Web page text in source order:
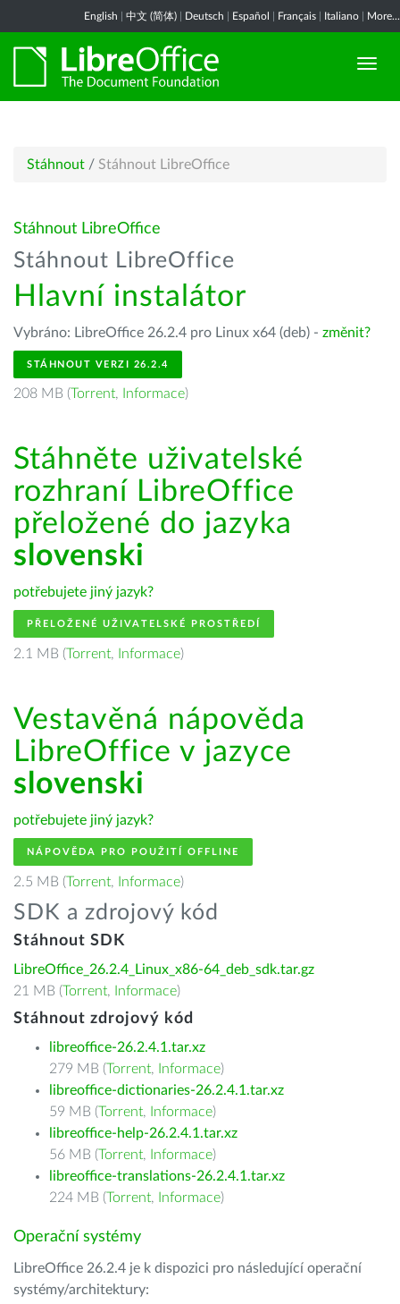
English 中文 (简体) Deutsch Español Français Italiano More...
Stáhnout / Stáhnout LibreOffice
Stáhnout LibreOffice
Stáhnout LibreOffice
Hlavní instalátor
Vybráno: LibreOffice 26.2.4 pro Linux x64 (deb) - změnit?
STÁHNOUT VERZI 26.2.4
208 MB (Torrent, Informace)
Stáhněte uživatelské
rozhraní LibreOffice
přeložené do jazyka
slovenski
potřebujete jiný jazyk?
PŘELOŽENÉ UŽIVATELSKÉ PROSTŘEDÍ
2.1 MB (Torrent, Informace)
Vestavěná nápověda
LibreOffice v jazyce
slovenski
potřebujete jiný jazyk?
NÁPOVĚDA PRO POUŽITÍ OFFLINE
2.5 MB (Torrent, Informace)
SDK a zdrojový kód
Stáhnout SDK
LibreOffice_26.2.4_Linux_x86-64_deb_sdk.tar.gz
21 MB (Torrent, Informace)
Stáhnout zdrojový kód
libreoffice-26.2.4.1.tar.xz
279 MB (Torrent, Informace)
libreoffice-dictionaries-26.2.4.1.tar.xz
59 MB (Torrent, Informace)
libreoffice-help-26.2.4.1.tar.xz
56 MB (Torrent, Informace)
libreoffice-translations-26.2.4.1.tar.xz
224 MB (Torrent, Informace)
Operační systémy
LibreOffice 26.2.4 je k dispozici pro následující operační
systémy/architektury: